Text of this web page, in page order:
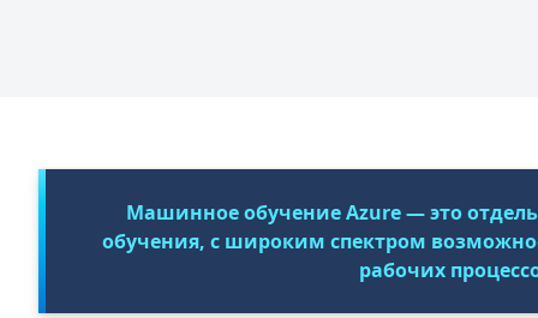
Машинное обучение Azure — это
обучения, с широким спектром
рабочих